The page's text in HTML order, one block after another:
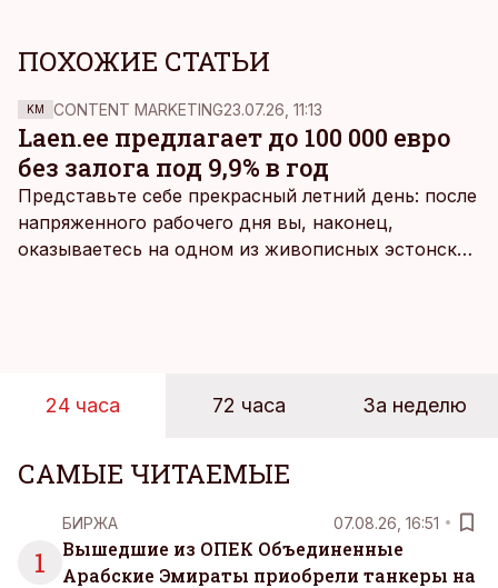
ПОХОЖИЕ СТАТЬИ
KM CONTENT MARKETING23.07.26, 11:13
Laen.ee предлагает до 100 000 евро
без залога под 9,9% в год
Представьте себе прекрасный летний день: после
напряженного рабочего дня вы, наконец,
оказываетесь на одном из живописных эстонских
24 часа 72 часа За неделю
САМЫЕ ЧИТАЕМЫЕ
1
БИРЖА 07.08.26, 16:51
Вышедшие из ОПЕК Объединенные
Арабские Эмираты приобрели танкеры на